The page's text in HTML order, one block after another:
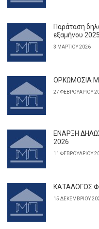
Παράταση
εξαμήνου
3 ΜΑΡΤΊΟΥ 2026
ΟΡΚΩΜΟΣΙΑ
27 ΦΕΒΡΟΥΑΡΊΟΥ
ΕΝΑΡΞΗ
2026
11 ΦΕΒΡΟΥΑΡΊΟΥ
ΚΑΤΑΛΟΓΟΣ
15 ΔΕΚΕΜΒΡΊΟΥ